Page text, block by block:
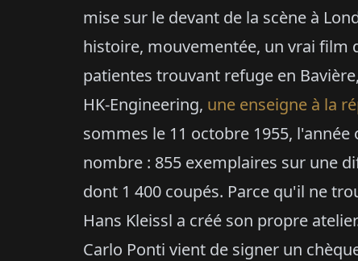
mise sur le devant de la scène à
histoire, mouvementée, un vrai film
patientes trouvant refuge en
HK-Engineering, une enseigne à la
sommes le 11 octobre 1955,
nombre : 855 exemplaires sur une
dont 1 400 coupés. Parce qu'il ne
Hans Kleissl a créé son propre
Carlo Ponti vient de signer un